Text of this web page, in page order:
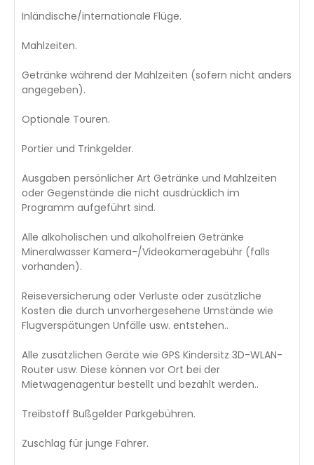
Inländische/internationale Flüge.
Mahlzeiten.
Getränke während der Mahlzeiten (sofern nicht anders
angegeben).
Optionale Touren.
Portier und Trinkgelder.
Ausgaben persönlicher Art Getränke und Mahlzeiten
oder Gegenstände die nicht ausdrücklich im
Programm aufgeführt sind.
Alle alkoholischen und alkoholfreien Getränke
Mineralwasser Kamera-/Videokameragebühr (falls
vorhanden).
Reiseversicherung oder Verluste oder zusätzliche
Kosten die durch unvorhergesehene Umstände wie
Flugverspätungen Unfälle usw. entstehen..
Alle zusätzlichen Geräte wie GPS Kindersitz 3D-WLAN-
Router usw. Diese können vor Ort bei der
Mietwagenagentur bestellt und bezahlt werden..
Treibstoff Bußgelder Parkgebühren.
Zuschlag für junge Fahrer.